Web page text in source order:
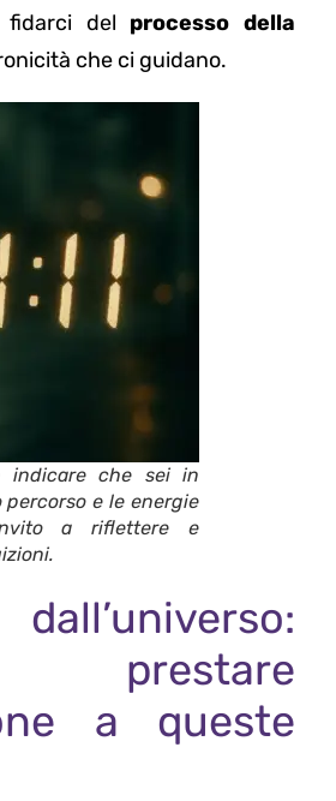
fidarci del processo della
che ci guidano.
indicare che sei in
e le energie
a riflettere e
prestare
a queste